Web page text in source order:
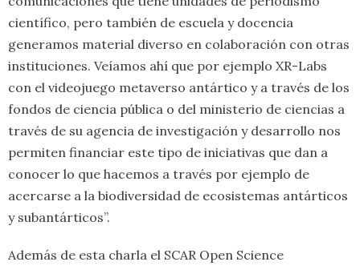
científico, pero también de escuela y docencia
generamos material diverso en colaboración con otras
instituciones. Veíamos ahí que por ejemplo XR-Labs
con el videojuego metaverso antártico y a través de los
fondos de ciencia pública o del ministerio de ciencias a
través de su agencia de investigación y desarrollo nos
permiten financiar este tipo de iniciativas que dan a
conocer lo que hacemos a través por ejemplo de
acercarse a la biodiversidad de ecosistemas antárticos
y subantárticos”.
Además de esta charla el SCAR Open Science